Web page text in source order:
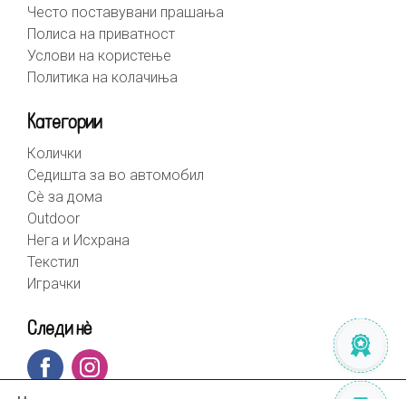
Често поставувани прашања
Полиса на приватност
Услови на користење
Политика на колачиња
Категории
Колички
Седишта за во автомобил
Сè за дома
Outdoor
Нега и Исхрана
Текстил
Играчки
Следи нè